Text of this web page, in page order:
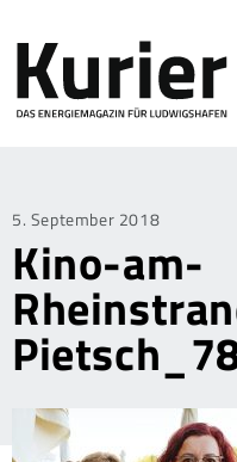
Posted
on
5. September 2018
Kino-am-